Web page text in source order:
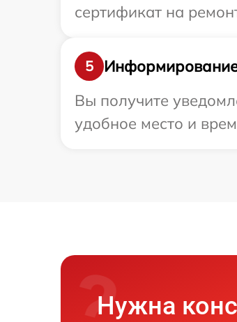
сертификат на
5
Информирование
Вы получите
удобное место и
Нужна